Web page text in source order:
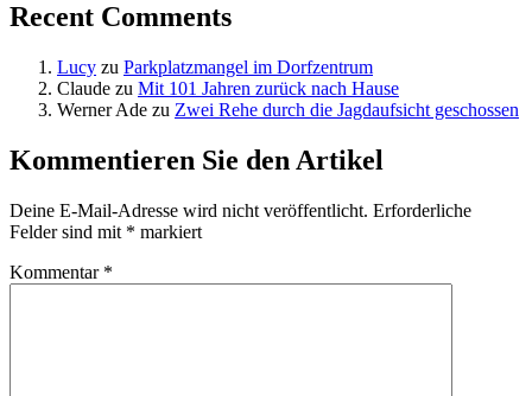
Recent Comments
Lucy zu Parkplatzmangel im Dorfzentrum
Claude zu Mit 101 Jahren zurück nach Hause
Werner Ade zu Zwei Rehe durch die Jagdaufsicht geschossen
Kommentieren Sie den Artikel
Deine E-Mail-Adresse wird nicht veröffentlicht. Erforderliche
Felder sind mit * markiert
Kommentar *